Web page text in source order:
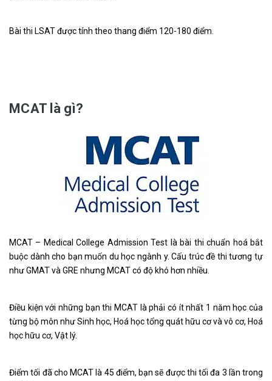
Bài thi LSAT được tính theo thang điểm 120-180 điểm.
MCAT là gì?
MCAT – Medical College Admission Test là bài thi chuẩn hoá bắt
buộc dành cho bạn muốn du học ngành y. Cấu trúc đề thi tương tự
như GMAT và GRE nhưng MCAT có độ khó hơn nhiều.
Điều kiện với những bạn thi MCAT là phải có ít nhất 1 năm học của
từng bộ môn như Sinh học, Hoá học tổng quát hữu cơ và vô cơ, Hoá
học hữu cơ, Vật lý.
Điểm tối đã cho MCAT là 45 điểm, bạn sẽ được thi tối đa 3 lần trong